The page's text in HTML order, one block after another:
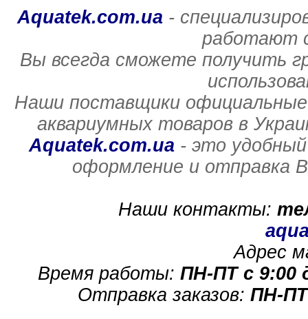
Aquatek.com.ua-
работают
Вы всегда сможете получить
Наши поставщики
аквариумных товаров в
Aquatek.com.ua- это удобный
оформление и отправка
Наши контакты:
Адрес
Время работы: ПН-ПТ с 9:00
Отправка заказов: ПН-ПТ